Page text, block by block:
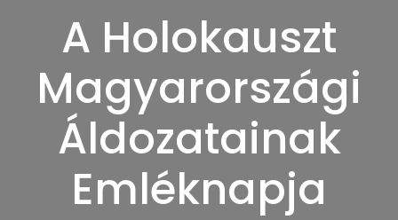
A Holokauszt
Magyarországi
Áldozatainak
Emléknapja